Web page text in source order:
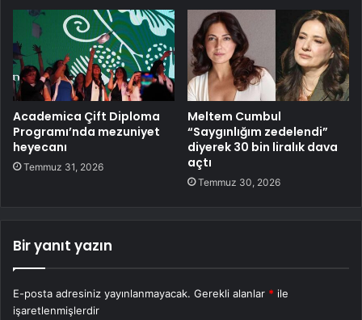
Academica Çift Diploma
Programı’nda mezuniyet
heyecanı
Temmuz 31, 2026
Meltem Cumbul
“Saygınlığım zedelendi”
diyerek 30 bin liralık dava
açtı
Temmuz 30, 2026
Bir yanıt yazın
E-posta adresiniz yayınlanmayacak. Gerekli alanlar * ile
işaretlenmişlerdir